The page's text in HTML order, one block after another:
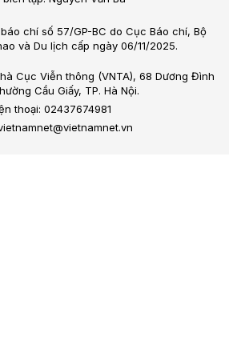
chí số 57/GP-BC do Cục Báo chí, Bộ
và Du lịch cấp ngày 06/11/2025.
Cục Viễn thông (VNTA), 68 Dương Đình
Cầu Giấy, TP. Hà Nội.
thoại: 02437674981